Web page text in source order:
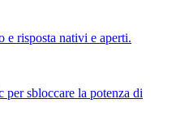
e risposta nativi e aperti.
sbloccare la potenza di